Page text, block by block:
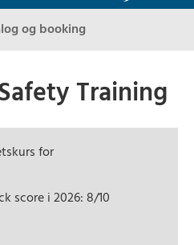
og booking
Training
for
score i 2026: 8/10